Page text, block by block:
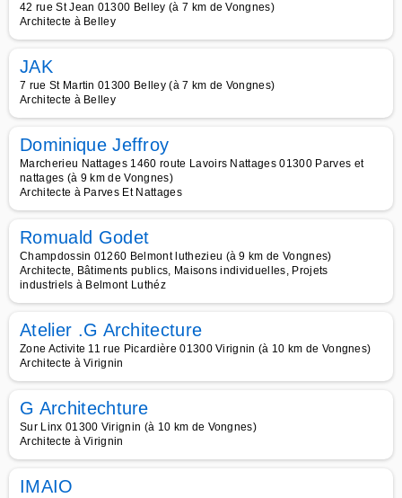
42 rue St Jean 01300 Belley (à 7 km de Vongnes)
Architecte à Belley
JAK
7 rue St Martin 01300 Belley (à 7 km de Vongnes)
Architecte à Belley
Dominique Jeffroy
Marcherieu Nattages 1460 route Lavoirs Nattages 01300 Parves et
nattages (à 9 km de Vongnes)
Architecte à Parves Et Nattages
Romuald Godet
Champdossin 01260 Belmont luthezieu (à 9 km de Vongnes)
Architecte, Bâtiments publics, Maisons individuelles, Projets
industriels à Belmont Luthéz
Atelier .G Architecture
Zone Activite 11 rue Picardière 01300 Virignin (à 10 km de Vongnes)
Architecte à Virignin
G Architechture
Sur Linx 01300 Virignin (à 10 km de Vongnes)
Architecte à Virignin
IMAIO